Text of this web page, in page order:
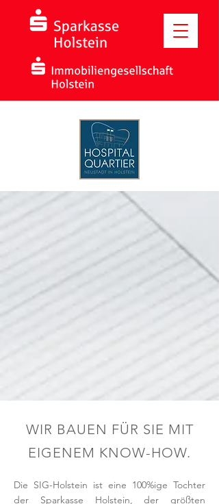
WIR BAUEN FÜR SIE MIT
EIGENEM KNOW-HOW.
Die SIG-Holstein ist eine 100%ige Tochter
der Sparkasse Holstein, der größten